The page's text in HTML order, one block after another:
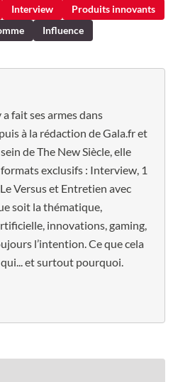
Interview
Produits innovants
Influence
fait ses armes dans
à la rédaction de Gala.fr et
de The New Siècle, elle
exclusifs : Interview, 1
Versus et Entretien avec
soit la thématique,
innovations, gaming,
l’intention. Ce que cela
et surtout pourquoi.